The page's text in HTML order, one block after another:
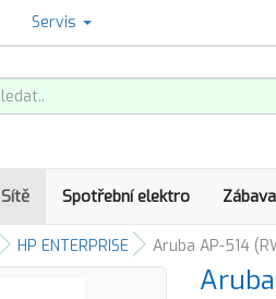
Servis
Sítě Spotřební elektro Zábava
HP ENTERPRISE Aruba AP-514